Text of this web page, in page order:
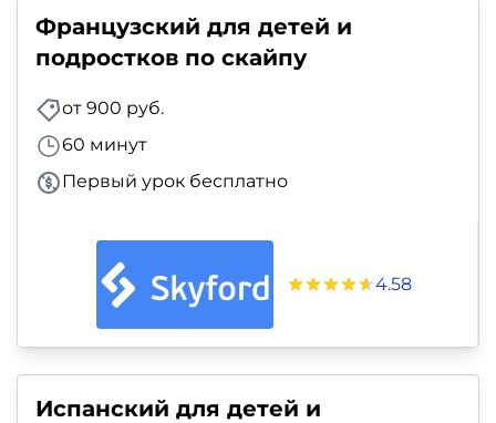
Французский для детей и
подростков по скайпу
от 900 руб.
60 минут
Первый урок бесплатно
4.58
Испанский для детей и